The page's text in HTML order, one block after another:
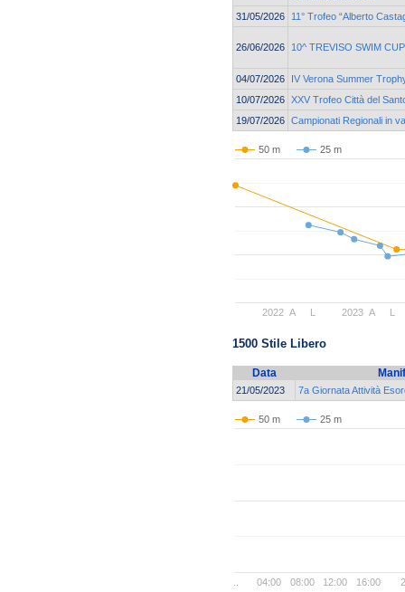
31/05/2026
11° Trofeo “Alberto
26/06/2026 10^ TREVISO SWIM CUP
04/07/2026
IV Verona Summer
10/07/2026 XXV Trofeo Città del
19/07/2026 Campionati Regionali in
50 m 25 m
2022 2023
A A
1500 Stile Libero
Data
21/05/2023 7a Giornata Attività
50 m 25 m
04:00 08:00 12:00 16:00